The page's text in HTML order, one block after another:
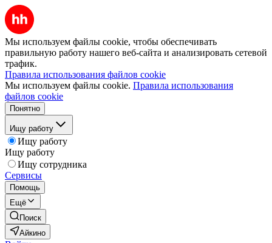
Мы используем файлы cookie, чтобы обеспечивать
правильную работу нашего веб-сайта и анализировать сетевой
трафик.
Правила использования файлов cookie
Мы используем файлы cookie. Правила использования
файлов cookie
Понятно
Ищу работу
Ищу работу
Ищу работу
Ищу сотрудника
Сервисы
Помощь
Ещё
Поиск
Айкино